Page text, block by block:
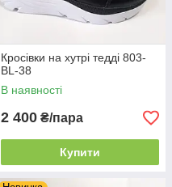
Кросівки на хутрі тедді 803-
BL-38
В наявності
2 400 ₴/пара
Купити